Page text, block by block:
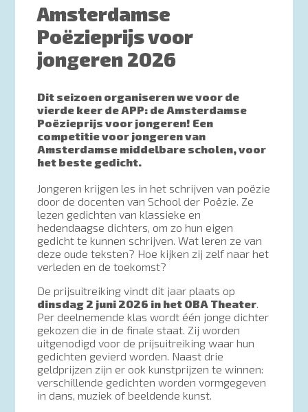
Amsterdamse
Poëzieprijs voor
jongeren 2026
Dit seizoen organiseren we voor de
vierde keer de APP: de Amsterdamse
Poëzieprijs voor jongeren! Een
competitie voor jongeren van
Amsterdamse middelbare scholen, voor
het beste gedicht.
Jongeren krijgen les in het schrijven van poëzie
door de docenten van School der Poëzie. Ze
lezen gedichten van klassieke en
hedendaagse dichters, om zo hun eigen
gedicht te kunnen schrijven. Wat leren ze van
deze oude teksten? Hoe kijken zij zelf naar het
verleden en de toekomst?
De prijsuitreiking vindt dit jaar plaats op
dinsdag 2 juni 2026 in het OBA Theater.
Per deelnemende klas wordt één jonge dichter
gekozen die in de finale staat. Zij worden
uitgenodigd voor de prijsuitreiking waar hun
gedichten gevierd worden. Naast drie
geldprijzen zijn er ook kunstprijzen te winnen:
verschillende gedichten worden vormgegeven
in dans, muziek of beeldende kunst.